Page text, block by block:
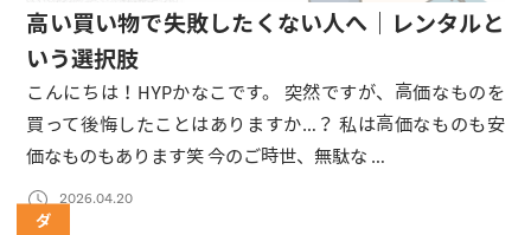
高い買い物で失敗したくない人へ｜レンタルと
いう選択肢
こんにちは！HYPかなこです。 突然ですが、高価なものを
買って後悔したことはありますか…？ 私は高価なものも安
価なものもあります笑 今のご時世、無駄な …
2026.04.20
ダ